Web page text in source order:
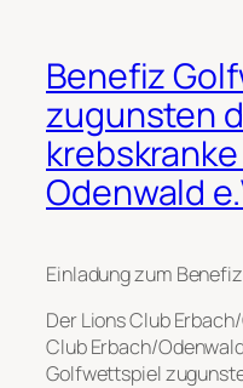
Benefiz
zugunsten
Odenwald
Einladung zum
Der Lions Club
Club Erbach/
Golfwettspiel